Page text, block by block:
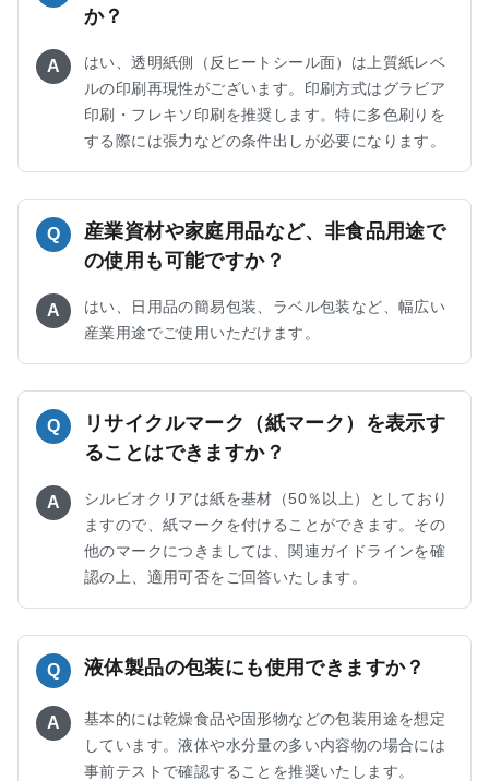
か？
A
はい、透明紙側（反ヒートシール面）は上質紙レベ
ルの印刷再現性がございます。印刷方式はグラビア
印刷・フレキソ印刷を推奨します。特に多色刷りを
する際には張力などの条件出しが必要になります。
Q
産業資材や家庭用品など、非食品用途で
の使用も可能ですか？
A
はい、日用品の簡易包装、ラベル包装など、幅広い
産業用途でご使用いただけます。
Q
リサイクルマーク（紙マーク）を表示す
ることはできますか？
A
シルビオクリアは紙を基材（50％以上）としており
ますので、紙マークを付けることができます。その
他のマークにつきましては、関連ガイドラインを確
認の上、適用可否をご回答いたします。
Q 液体製品の包装にも使用できますか？
A
基本的には乾燥食品や固形物などの包装用途を想定
しています。液体や水分量の多い内容物の場合には
事前テストで確認することを推奨いたします。